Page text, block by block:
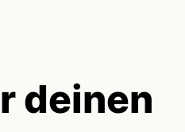
deinen